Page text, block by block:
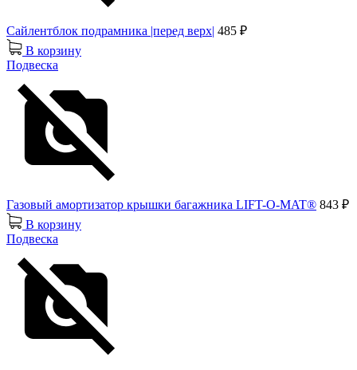
Сайлентблок подрамника |перед верх| 485 ₽
В корзину
Подвеска
Газовый амортизатор крышки багажника LIFT-O-MAT® 843 ₽
В корзину
Подвеска